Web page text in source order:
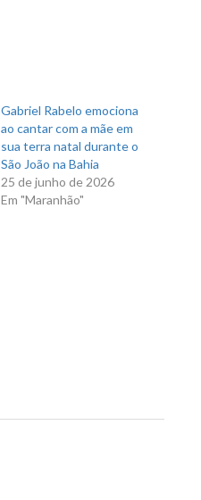
Gabriel Rabelo emociona
ao cantar com a mãe em
sua terra natal durante o
São João na Bahia
25 de junho de 2026
Em "Maranhão"